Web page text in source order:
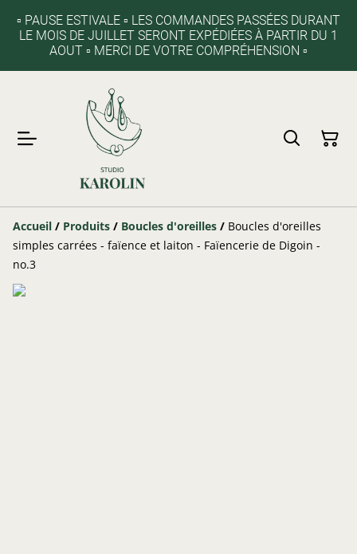
▫️ PAUSE ESTIVALE ▫️ LES COMMANDES PASSÉES DURANT
LE MOIS DE JUILLET SERONT EXPÉDIÉES À PARTIR DU 1
AOUT ▫️ MERCI DE VOTRE COMPRÉHENSION ▫️
Accueil / Produits / Boucles d'oreilles / Boucles d'oreilles
simples carrées - faïence et laiton - Faïencerie de Digoin -
no.3